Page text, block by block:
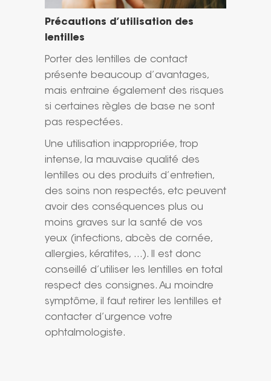
Précautions d’utilisation des
lentilles
Porter des lentilles de contact
présente beaucoup d’avantages,
mais entraine également des risques
si certaines règles de base ne sont
pas respectées.
Une utilisation inappropriée, trop
intense, la mauvaise qualité des
lentilles ou des produits d’entretien,
des soins non respectés, etc peuvent
avoir des conséquences plus ou
moins graves sur la santé de vos
yeux (infections, abcès de cornée,
allergies, kératites, …). Il est donc
conseillé d’utiliser les lentilles en total
respect des consignes. Au moindre
symptôme, il faut retirer les lentilles et
contacter d’urgence votre
ophtalmologiste.